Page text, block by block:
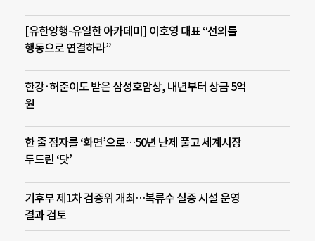
[유한양행-유일한 아카데미] 이호영 대표 “선의를
행동으로 연결하라”
한강·허준이도 받은 삼성호암상, 내년부터 상금 5억
원
한 줄 점자를 ‘화면’으로…50년 난제 풀고 세계시장
두드린 ‘닷’
기후부 제1차 검증위 개최…복류수 실증 시설 운영
결과 검토